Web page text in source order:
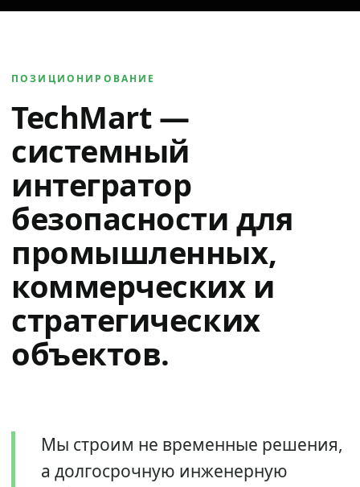
ПОЗИЦИОНИРОВАНИЕ
TechMart —
системный
интегратор
безопасности для
промышленных,
коммерческих и
стратегических
объектов.
Мы строим не временные решения,
а долгосрочную инженерную